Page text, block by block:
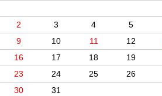
2
3 4 5
9
10 11 12
16
17 18 19
23
24 25 26
30
31